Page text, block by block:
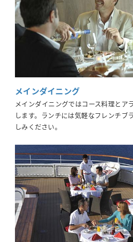
メインダイニング
メインダイニングではコース料理とア
します。ランチには気軽なフレンチブ
しみください。